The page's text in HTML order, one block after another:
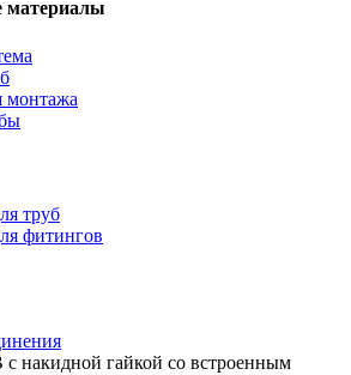
материалы
монтажа
труб
фитингов
накидной гайкой со встроенным